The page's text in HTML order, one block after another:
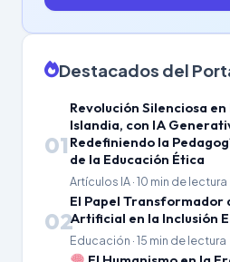
Destacados del
01
Revolución Silenciosa
Islandia, con IA
Redefiniendo la
de la Educación Ética
Artículos IA · 10 min de lectura
02
El Papel Transformador
Artificial en la Inclusión
Educación · 15 min de lectura